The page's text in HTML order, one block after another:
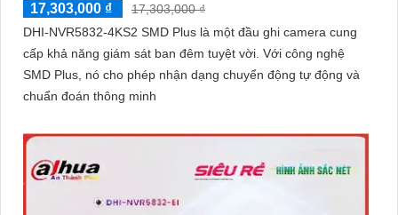
17,303,000 ₫
17,303,000 ₫
DHI-NVR5832-4KS2 SMD Plus là một đầu ghi camera cung
cấp khả năng giám sát ban đêm tuyệt vời. Với công nghệ
SMD Plus, nó cho phép nhận dạng chuyển động tự động và
chuẩn đoán thông minh